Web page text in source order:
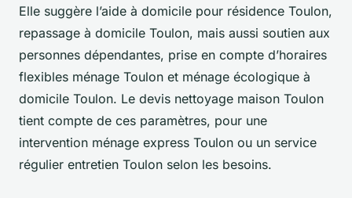
Elle suggère l’aide à domicile pour résidence Toulon,
repassage à domicile Toulon, mais aussi soutien aux
personnes dépendantes, prise en compte d’horaires
flexibles ménage Toulon et ménage écologique à
domicile Toulon. Le devis nettoyage maison Toulon
tient compte de ces paramètres, pour une
intervention ménage express Toulon ou un service
régulier entretien Toulon selon les besoins.